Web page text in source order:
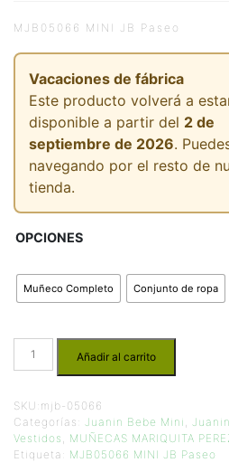
MJB05066 MINI JB Paseo
Vacaciones de fábrica
Este producto volverá a
disponible a partir del 2 de
septiembre de 2026.
navegando por el resto de
tienda.
OPCIONES
Muñeco Completo Conjunto de ropa
Añadir al carrito
SKU: mjb-05066
Categorías: Juanin Bebe Mini
Vestidos
MUÑECAS MARIQUITA
Etiqueta: MJB05066 MINI JB Paseo